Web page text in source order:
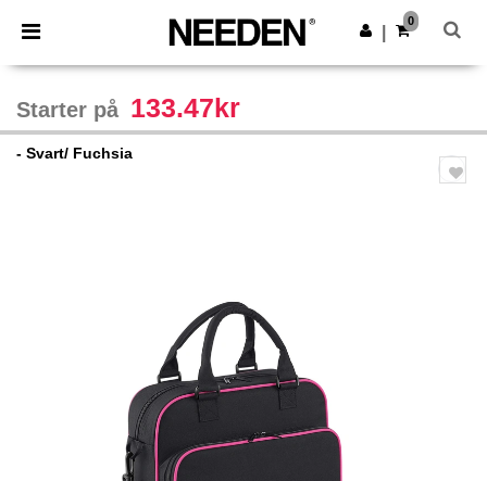
× Needen-app
Bedre priser i appen!
Last ned app
0
Starter på 133.47kr
- Svart/ Fuchsia